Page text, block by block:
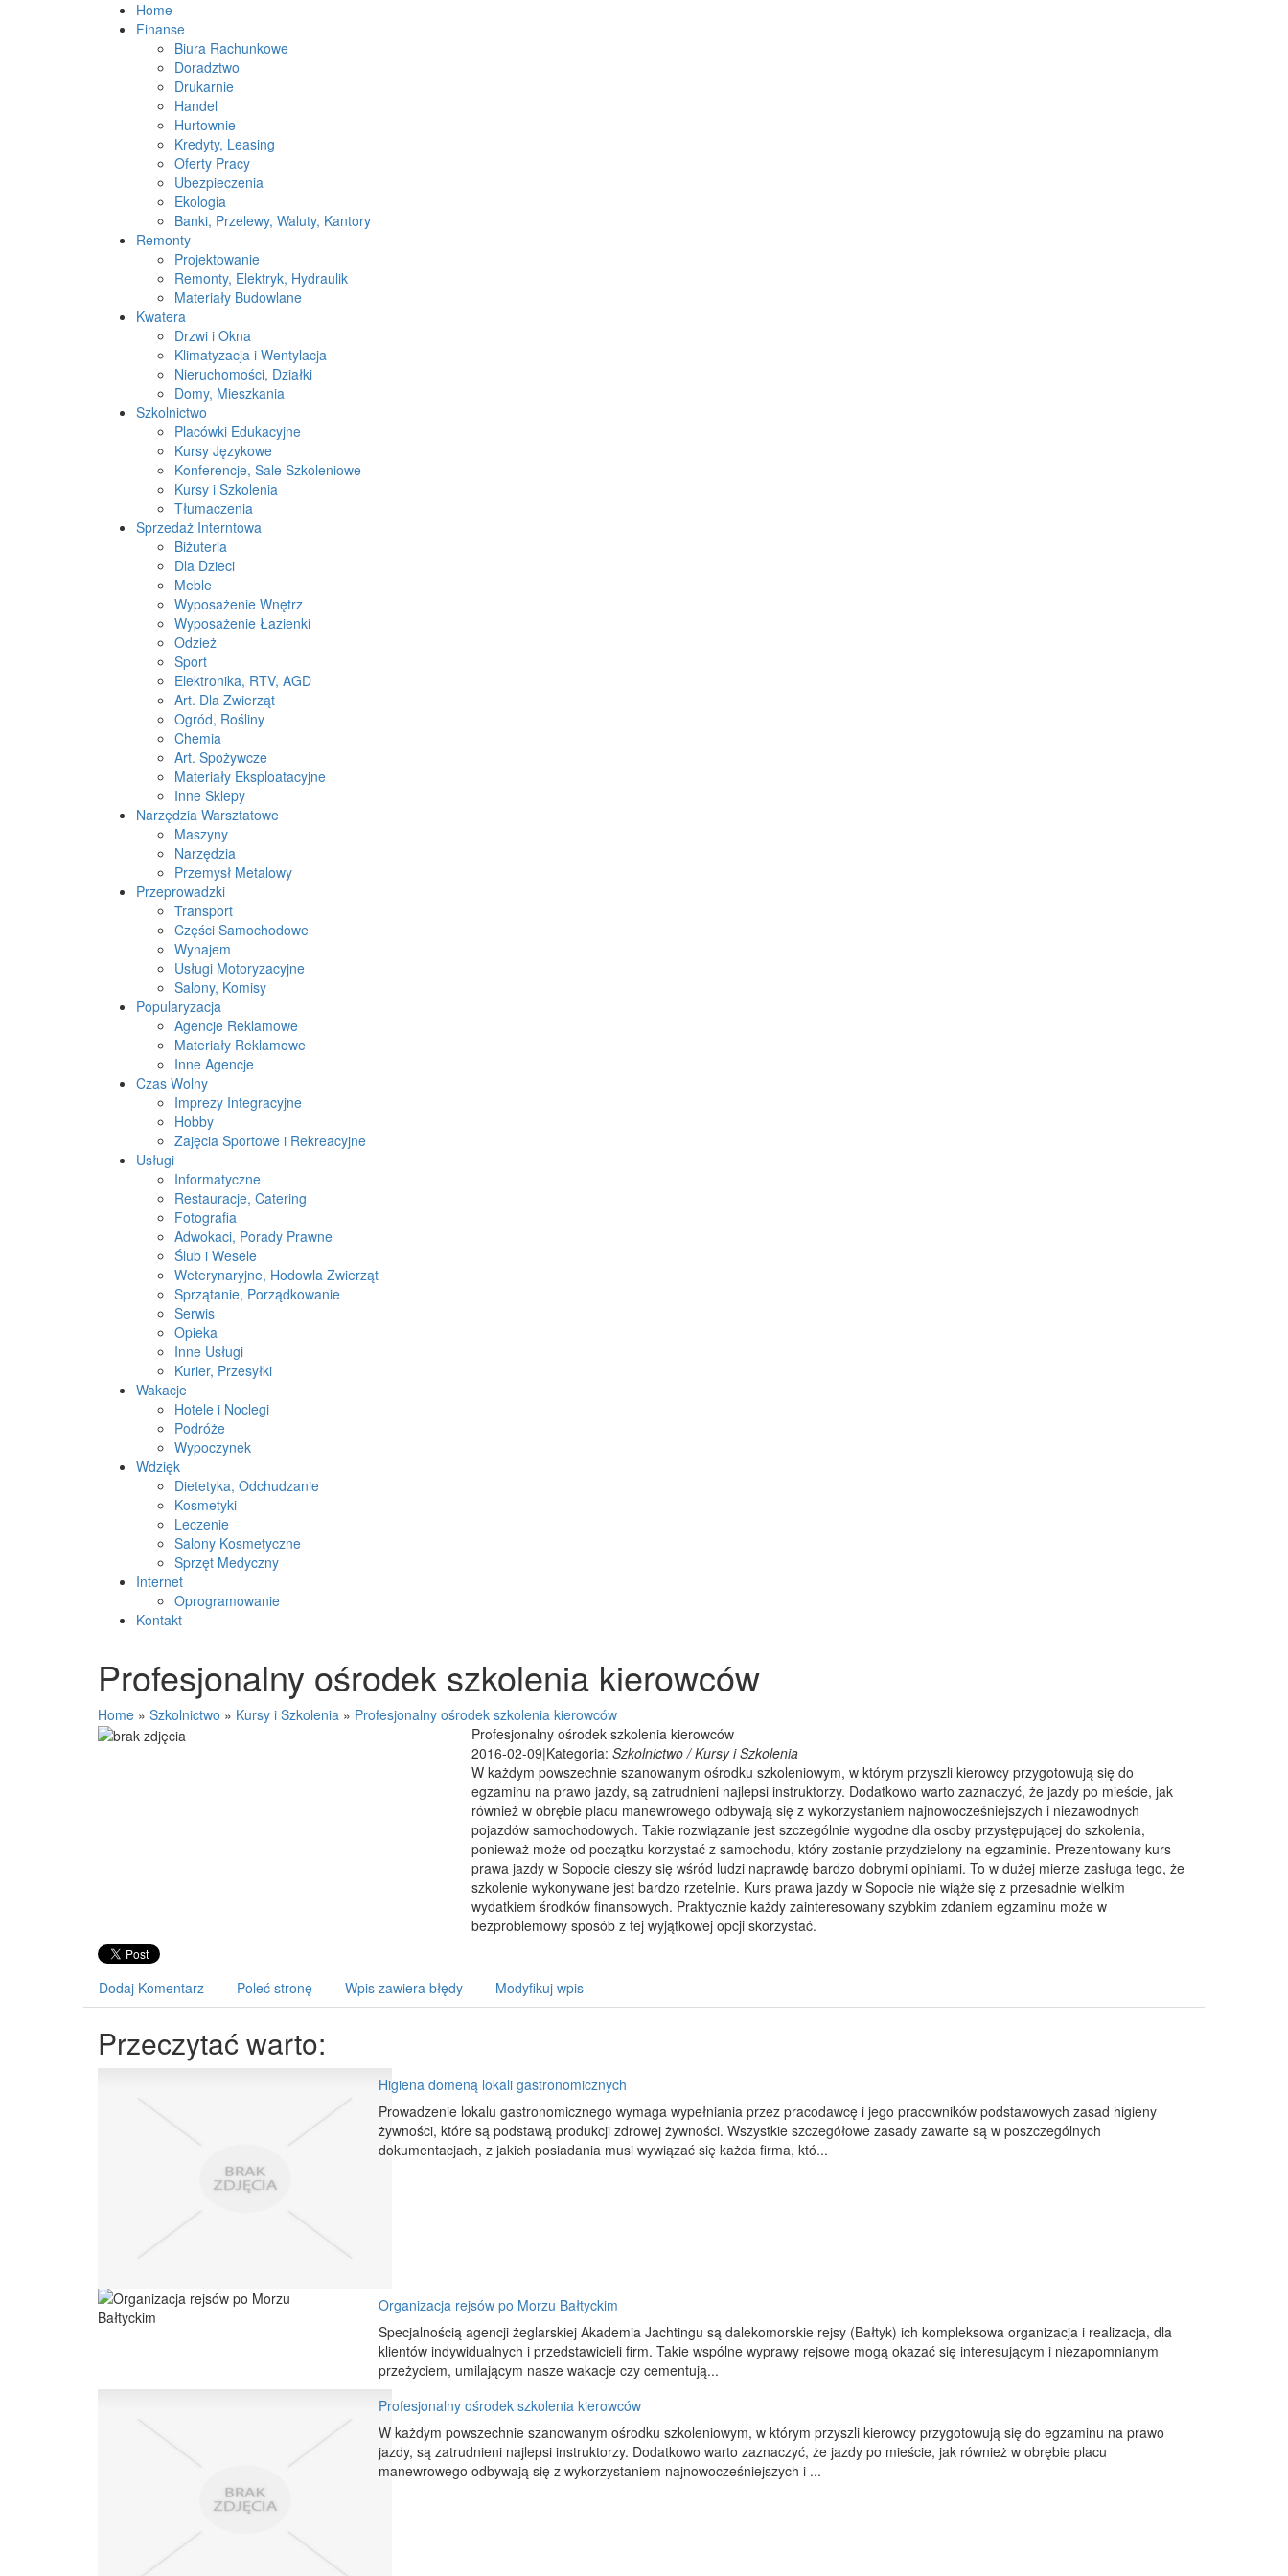
Home
Finanse
Biura Rachunkowe
Doradztwo
Drukarnie
Handel
Hurtownie
Kredyty, Leasing
Oferty Pracy
Ubezpieczenia
Ekologia
Banki, Przelewy, Waluty, Kantory
Remonty
Projektowanie
Remonty, Elektryk, Hydraulik
Materiały Budowlane
Kwatera
Drzwi i Okna
Klimatyzacja i Wentylacja
Nieruchomości, Działki
Domy, Mieszkania
Szkolnictwo
Placówki Edukacyjne
Kursy Językowe
Konferencje, Sale Szkoleniowe
Kursy i Szkolenia
Tłumaczenia
Sprzedaż Interntowa
Biżuteria
Dla Dzieci
Meble
Wyposażenie Wnętrz
Wyposażenie Łazienki
Odzież
Sport
Elektronika, RTV, AGD
Art. Dla Zwierząt
Ogród, Rośliny
Chemia
Art. Spożywcze
Materiały Eksploatacyjne
Inne Sklepy
Narzędzia Warsztatowe
Maszyny
Narzędzia
Przemysł Metalowy
Przeprowadzki
Transport
Części Samochodowe
Wynajem
Usługi Motoryzacyjne
Salony, Komisy
Popularyzacja
Agencje Reklamowe
Materiały Reklamowe
Inne Agencje
Czas Wolny
Imprezy Integracyjne
Hobby
Zajęcia Sportowe i Rekreacyjne
Usługi
Informatyczne
Restauracje, Catering
Fotografia
Adwokaci, Porady Prawne
Ślub i Wesele
Weterynaryjne, Hodowla Zwierząt
Sprzątanie, Porządkowanie
Serwis
Opieka
Inne Usługi
Kurier, Przesyłki
Wakacje
Hotele i Noclegi
Podróże
Wypoczynek
Wdzięk
Dietetyka, Odchudzanie
Kosmetyki
Leczenie
Salony Kosmetyczne
Sprzęt Medyczny
Internet
Oprogramowanie
Kontakt
Profesjonalny ośrodek szkolenia kierowców
Home » Szkolnictwo » Kursy i Szkolenia » Profesjonalny ośrodek szkolenia kierowców
Profesjonalny ośrodek szkolenia kierowców
2016-02-09|Kategoria: Szkolnictwo / Kursy i Szkolenia
W każdym powszechnie szanowanym ośrodku szkoleniowym, w którym przyszli kierowcy przygotowują się do
egzaminu na prawo jazdy, są zatrudnieni najlepsi instruktorzy. Dodatkowo warto zaznaczyć, że jazdy po mieście, jak
również w obrębie placu manewrowego odbywają się z wykorzystaniem najnowocześniejszych i niezawodnych
pojazdów samochodowych. Takie rozwiązanie jest szczególnie wygodne dla osoby przystępującej do szkolenia,
ponieważ może od początku korzystać z samochodu, który zostanie przydzielony na egzaminie. Prezentowany kurs
prawa jazdy w Sopocie cieszy się wśród ludzi naprawdę bardzo dobrymi opiniami. To w dużej mierze zasługa tego, że
szkolenie wykonywane jest bardzo rzetelnie. Kurs prawa jazdy w Sopocie nie wiąże się z przesadnie wielkim
wydatkiem środków finansowych. Praktycznie każdy zainteresowany szybkim zdaniem egzaminu może w
bezproblemowy sposób z tej wyjątkowej opcji skorzystać.
Dodaj Komentarz Poleć stronę Wpis zawiera błędy Modyfikuj wpis
Przeczytać warto:
Higiena domeną lokali gastronomicznych
Prowadzenie lokalu gastronomicznego wymaga wypełniania przez pracodawcę i jego pracowników podstawowych zasad higieny
żywności, które są podstawą produkcji zdrowej żywności. Wszystkie szczegółowe zasady zawarte są w poszczególnych
dokumentacjach, z jakich posiadania musi wywiązać się każda firma, któ...
Organizacja rejsów po Morzu Bałtyckim
Specjalnością agencji żeglarskiej Akademia Jachtingu są dalekomorskie rejsy (Bałtyk) ich kompleksowa organizacja i realizacja, dla
klientów indywidualnych i przedstawicieli firm. Takie wspólne wyprawy rejsowe mogą okazać się interesującym i niezapomnianym
przeżyciem, umilającym nasze wakacje czy cementują...
Profesjonalny ośrodek szkolenia kierowców
W każdym powszechnie szanowanym ośrodku szkoleniowym, w którym przyszli kierowcy przygotowują się do egzaminu na prawo
jazdy, są zatrudnieni najlepsi instruktorzy. Dodatkowo warto zaznaczyć, że jazdy po mieście, jak również w obrębie placu
manewrowego odbywają się z wykorzystaniem najnowocześniejszych i ...